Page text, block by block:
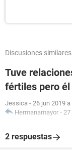
Discusiones similares
Tuve
fértiles pero
Jessica - 26 jun 2019
Hermanamayor - 27
2 respuestas